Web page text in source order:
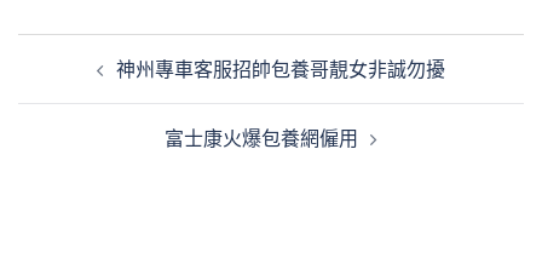
神州專車客服招帥包養哥靚女非誠勿擾
富士康火爆包養網僱用